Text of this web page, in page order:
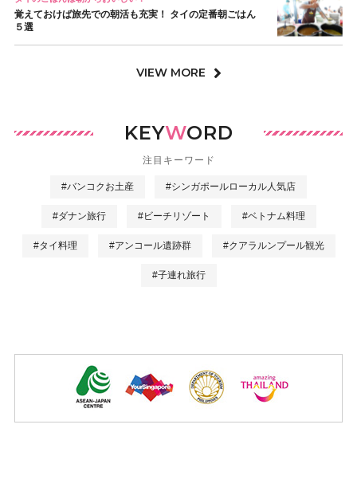
覚えておけば旅先での朝活も充実！ タイの定番朝ごはん
５選
VIEW MORE
KEYWORD
注目キーワード
#バンコクお土産 #シンガポールローカル人気店
#ダナン旅行 #ビーチリゾート #ベトナム料理
#タイ料理 #アンコール遺跡群 #クアラルンプール観光
#子連れ旅行